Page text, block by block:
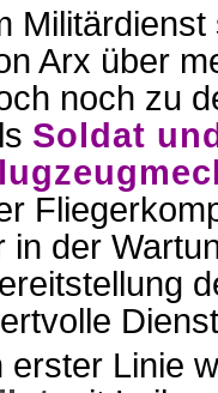
Arx über
noch zu
Soldat
in der
erster Linie